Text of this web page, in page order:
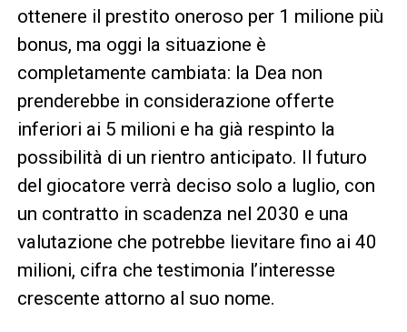
ottenere il prestito oneroso per 1 milione più
bonus, ma oggi la situazione è
completamente cambiata: la Dea non
prenderebbe in considerazione offerte
inferiori ai 5 milioni e ha già respinto la
possibilità di un rientro anticipato. Il futuro
del giocatore verrà deciso solo a luglio, con
un contratto in scadenza nel 2030 e una
valutazione che potrebbe lievitare fino ai 40
milioni, cifra che testimonia l’interesse
crescente attorno al suo nome.